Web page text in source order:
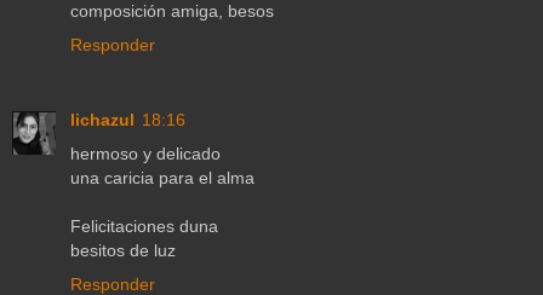
composición amiga, besos
Responder
lichazul 18:16
hermoso y delicado
una caricia para el alma
Felicitaciones duna
besitos de luz
Responder